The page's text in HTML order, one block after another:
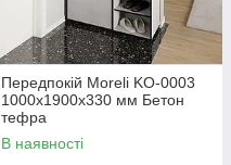
Передпокій Moreli KO-0003
1000x1900x330 мм Бетон
тефра
В наявності